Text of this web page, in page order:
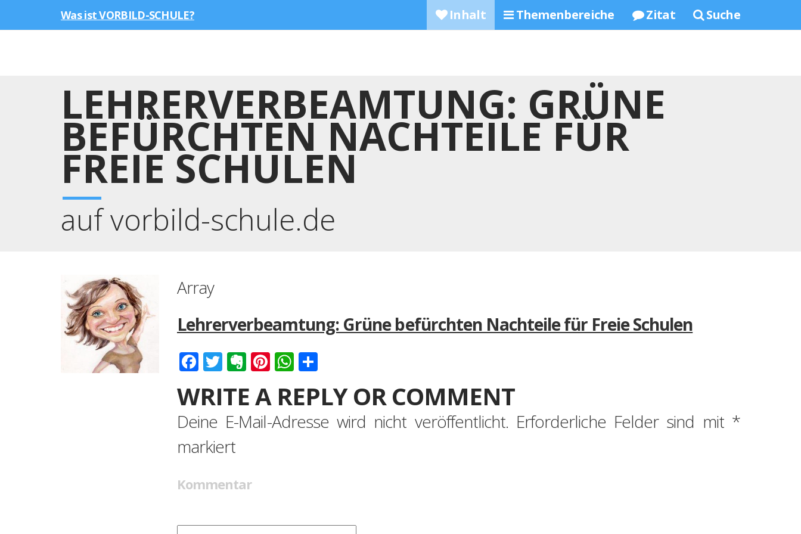
Was ist VORBILD-SCHULE? Inhalt Themenbereiche Zitat Suche
LEHRERVERBEAMTUNG: GRÜNE
BEFÜRCHTEN NACHTEILE FÜR
FREIE SCHULEN
auf vorbild-schule.de
Array
Lehrerverbeamtung: Grüne befürchten Nachteile für Freie Schulen
Facebook
Twitter
Evernote
Pinterest
WhatsApp
WRITE A REPLY OR COMMENT
Deine E-Mail-Adresse wird nicht veröffentlicht. Erforderliche Felder sind mit *
markiert
Kommentar